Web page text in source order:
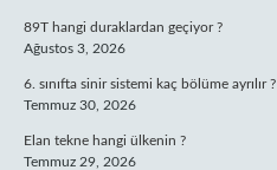
89T hangi duraklardan geçiyor ?
Ağustos 3, 2026
6. sınıfta sinir sistemi kaç bölüme ayrılır ?
Temmuz 30, 2026
Elan tekne hangi ülkenin ?
Temmuz 29, 2026